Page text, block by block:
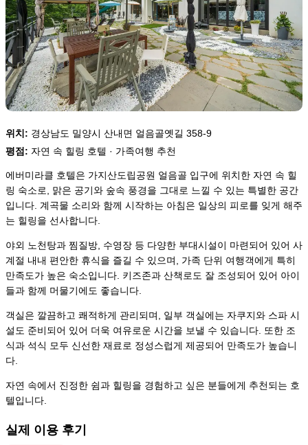
위치: 경상남도 밀양시 산내면 얼음골옛길 358-9
평점: 자연 속 힐링 호텔 · 가족여행 추천
에버미라클 호텔은 가지산도립공원 얼음골 입구에 위치한 자연 속 힐
링 숙소로, 맑은 공기와 숲속 풍경을 그대로 느낄 수 있는 특별한 공간
입니다. 계곡물 소리와 함께 시작하는 아침은 일상의 피로를 잊게 해주
는 힐링을 선사합니다.
야외 노천탕과 찜질방, 수영장 등 다양한 부대시설이 마련되어 있어 사
계절 내내 편안한 휴식을 즐길 수 있으며, 가족 단위 여행객에게 특히
만족도가 높은 숙소입니다. 키즈존과 산책로도 잘 조성되어 있어 아이
들과 함께 머물기에도 좋습니다.
객실은 깔끔하고 쾌적하게 관리되며, 일부 객실에는 자쿠지와 스파 시
설도 준비되어 있어 더욱 여유로운 시간을 보낼 수 있습니다. 또한 조
식과 석식 모두 신선한 재료로 정성스럽게 제공되어 만족도가 높습니
다.
자연 속에서 진정한 쉼과 힐링을 경험하고 싶은 분들에게 추천되는 호
텔입니다.
실제 이용 후기